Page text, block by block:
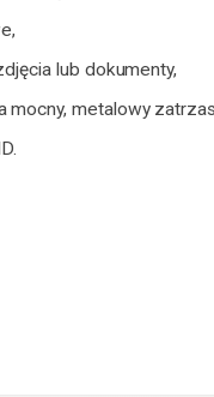
lub dokumenty,
mocny, metalowy